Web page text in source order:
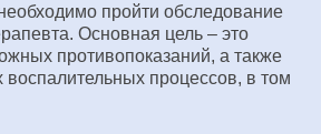
пройти обследование
Основная цель – это
противопоказаний, а также
процессов, в том